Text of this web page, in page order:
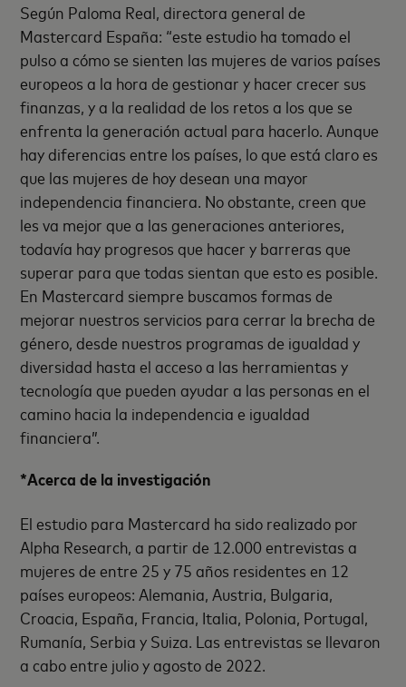
Según Paloma Real, directora general de
Mastercard España: “este estudio ha tomado el
pulso a cómo se sienten las mujeres de varios países
europeos a la hora de gestionar y hacer crecer sus
finanzas, y a la realidad de los retos a los que se
enfrenta la generación actual para hacerlo. Aunque
hay diferencias entre los países, lo que está claro es
que las mujeres de hoy desean una mayor
independencia financiera. No obstante, creen que
les va mejor que a las generaciones anteriores,
todavía hay progresos que hacer y barreras que
superar para que todas sientan que esto es posible.
En Mastercard siempre buscamos formas de
mejorar nuestros servicios para cerrar la brecha de
género, desde nuestros programas de igualdad y
diversidad hasta el acceso a las herramientas y
tecnología que pueden ayudar a las personas en el
camino hacia la independencia e igualdad
financiera”.
*Acerca de la investigación
El estudio para Mastercard ha sido realizado por
Alpha Research, a partir de 12.000 entrevistas a
mujeres de entre 25 y 75 años residentes en 12
países europeos: Alemania, Austria, Bulgaria,
Croacia, España, Francia, Italia, Polonia, Portugal,
Rumanía, Serbia y Suiza. Las entrevistas se llevaron
a cabo entre julio y agosto de 2022.